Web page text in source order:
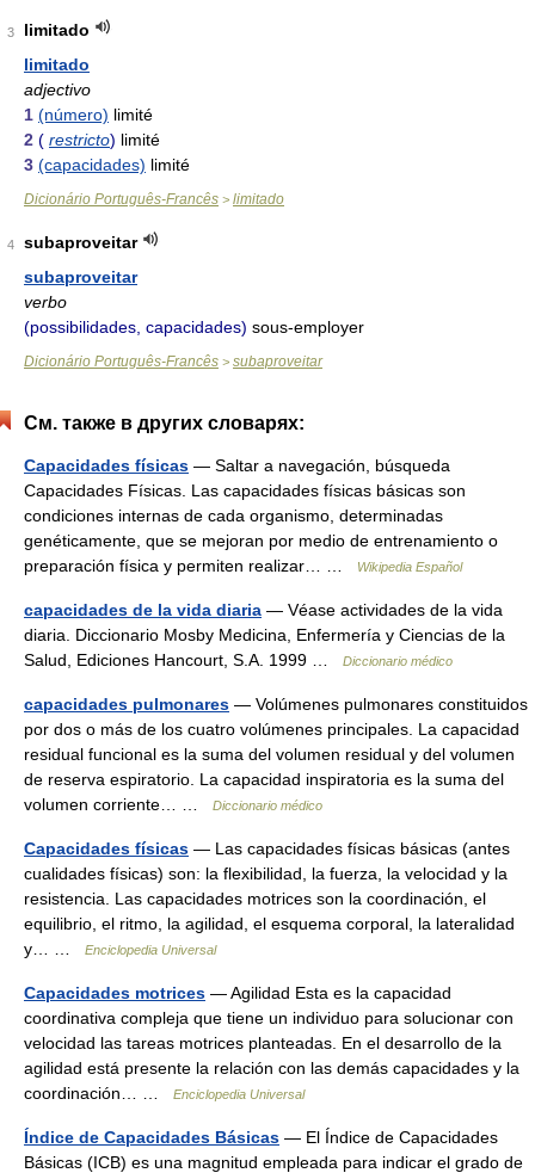
3
limitado
limitado
adjectivo
1 (número) limité
2 ( restricto) limité
3 (capacidades) limité
Dicionário Português-Francês > limitado
4
subaproveitar
subaproveitar
verbo
(possibilidades, capacidades) sous-employer
Dicionário Português-Francês > subaproveitar
См. также в других словарях:
Capacidades físicas — Saltar a navegación, búsqueda
Capacidades Físicas. Las capacidades físicas básicas son
condiciones internas de cada organismo, determinadas
genéticamente, que se mejoran por medio de entrenamiento o
preparación física y permiten realizar… …
Wikipedia Español
capacidades de la vida diaria — Véase actividades de la vida
diaria. Diccionario Mosby Medicina, Enfermería y Ciencias de la
Salud, Ediciones Hancourt, S.A. 1999 …
Diccionario médico
capacidades pulmonares — Volúmenes pulmonares constituidos
por dos o más de los cuatro volúmenes principales. La capacidad
residual funcional es la suma del volumen residual y del volumen
de reserva espiratorio. La capacidad inspiratoria es la suma del
volumen corriente… …
Diccionario médico
Capacidades físicas — Las capacidades físicas básicas (antes
cualidades físicas) son: la flexibilidad, la fuerza, la velocidad y la
resistencia. Las capacidades motrices son la coordinación, el
equilibrio, el ritmo, la agilidad, el esquema corporal, la lateralidad
y… …
Enciclopedia Universal
Capacidades motrices — Agilidad Esta es la capacidad
coordinativa compleja que tiene un individuo para solucionar con
velocidad las tareas motrices planteadas. En el desarrollo de la
agilidad está presente la relación con las demás capacidades y la
coordinación… …
Enciclopedia Universal
Índice de Capacidades Básicas — El Índice de Capacidades
Básicas (ICB) es una magnitud empleada para indicar el grado de